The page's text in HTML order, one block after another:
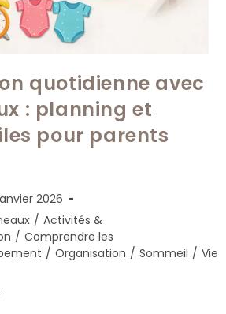
quotidienne avec
: planning et
pour parents
:
2026
/ Activités &
/ Comprendre les
/ Organisation / Sommeil / Vie